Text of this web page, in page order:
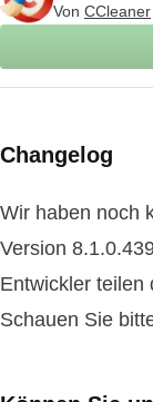
Von CCleaner
Changelog
Wir haben noch
Version
Entwickler teilen
Schauen Sie